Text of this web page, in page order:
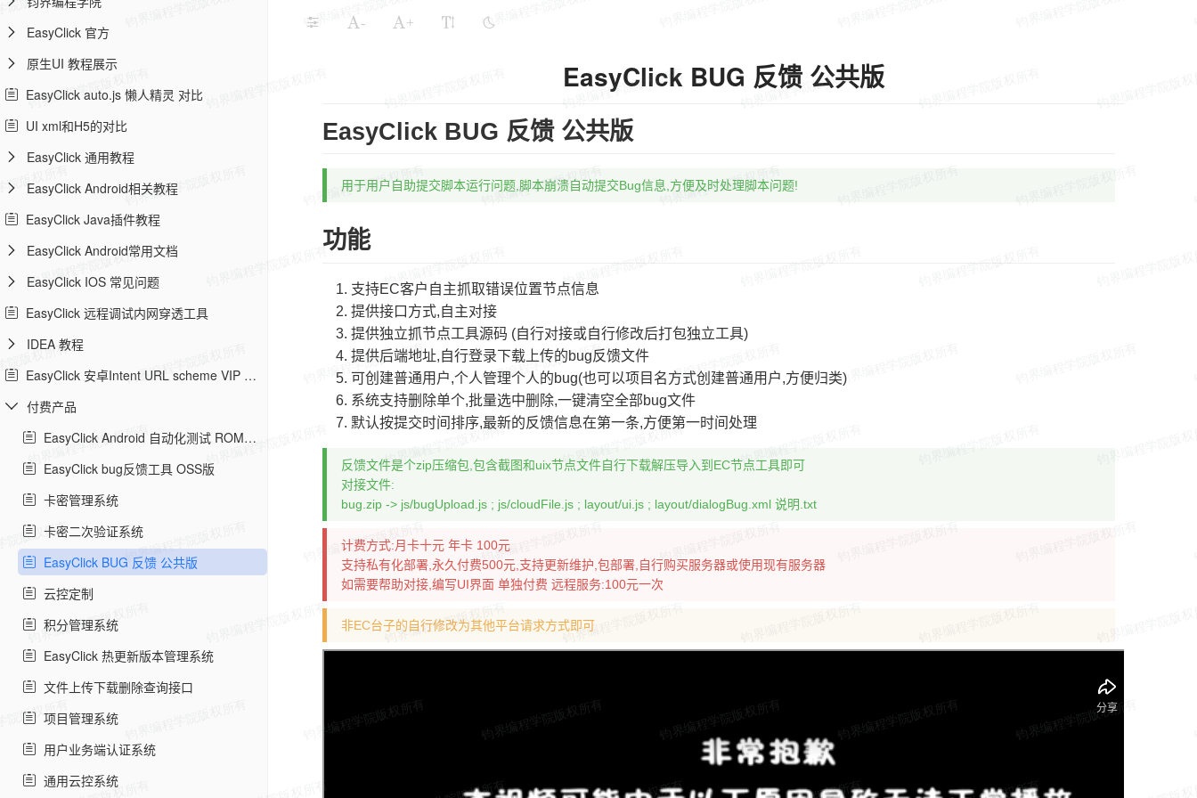
EasyClick 官方
原生UI 教程展示
EasyClick auto.js 懒人精灵 对比
UI xml和H5的对比
EasyClick 通用教程
EasyClick Android相关教程
EasyClick Java插件教程
EasyClick Android常用文档
EasyClick IOS 常见问题
EasyClick 远程调试内网穿透工具
IDEA 教程
EasyClick 安卓Intent URL scheme VIP 教程
付费产品
EasyClick Android 自动化测试 ROM定制
EasyClick bug反馈工具 OSS版
卡密管理系统
卡密二次验证系统
EasyClick BUG 反馈 公共版
云控定制
积分管理系统
EasyClick 热更新版本管理系统
文件上传下载删除查询接口
项目管理系统
用户业务端认证系统
通用云控系统
- +
EasyClick BUG 反馈 公共版
EasyClick BUG 反馈 公共版
用于用户自助提交脚本运行问题,脚本崩溃自动提交Bug信息,方便及时处理脚本问题!
功能
支持EC客户自主抓取错误位置节点信息
提供接口方式,自主对接
提供独立抓节点工具源码 (自行对接或自行修改后打包独立工具)
提供后端地址,自行登录下载上传的bug反馈文件
可创建普通用户,个人管理个人的bug(也可以项目名方式创建普通用户,方便归类)
系统支持删除单个,批量选中删除,一键清空全部bug文件
默认按提交时间排序,最新的反馈信息在第一条,方便第一时间处理
反馈文件是个zip压缩包,包含截图和uix节点文件自行下载解压导入到EC节点工具即可
对接文件:
bug.zip -> js/bugUpload.js ; js/cloudFile.js ; layout/ui.js ; layout/dialogBug.xml 说明.txt
计费方式:月卡十元 年卡 100元
支持私有化部署,永久付费500元,支持更新维护,包部署,自行购买服务器或使用现有服务器
如需要帮助对接,编写UI界面 单独付费 远程服务:100元一次
非EC台子的自行修改为其他平台请求方式即可